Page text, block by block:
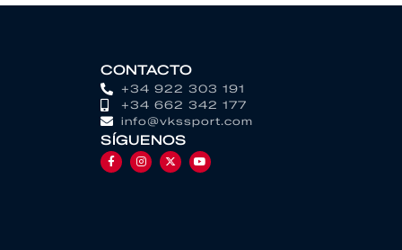
CONTACTO
+34 922 303 191
+34 662 342 177
info@vkssport.com
SÍGUENOS